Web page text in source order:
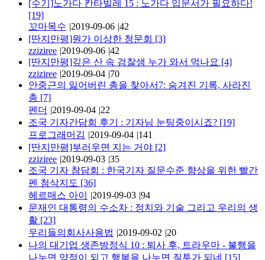
[수기]노가다 칸타빌레 15 : 노가다 입문서가 필요하다!
[19]
꼬마목수 |2019-09-06 |42
[딴지만평]뭔가 이상한 청문회 [3]
zziziree |2019-09-06 |42
[딴지만평]깊은 산 속 검찰샘 누가 와서 먹나요 [4]
zziziree |2019-09-04 |70
안중근의 잃어버린 총을 찾아서7: 숨겨진 기록, 사라진
총 [7]
펜더 |2019-09-04 |22
조국 기자간담회 후기 : 기자님 눈팅중이시죠? [19]
프로그래머김 |2019-09-04 |141
[딴지만평]부러우면 지는 거야 [2]
zziziree |2019-09-03 |35
조국 기자 참담회 : 한국기자 질문수준 향상을 위한 빨간
펜 첨삭지도 [36]
헤르매스 아이
|2019-09-03 |94
문재인 대통령의 수소차 : 정치와 기술 그리고 우리의 생
활 [23]
우리들의회사사용법 |2019-09-02 |20
나의 대기업 생존방정식 10 : 퇴사 후, 트라우마 - 불행을
나누면 약점이 되고 행복을 나누면 질투가 되네 [15]